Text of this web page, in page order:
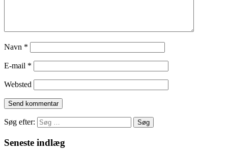
Navn *
E-mail *
Websted
Søg efter:
Seneste indlæg